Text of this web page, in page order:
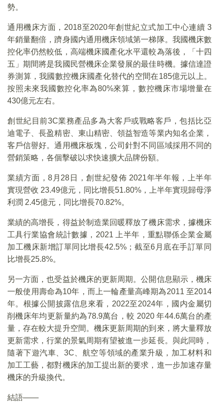
勢。
通用機床方面，2018至2020年創世紀立式加工中心連續 3
年銷量翻倍，躋身國内通用機床領域第一梯隊。我國機床數
控化率仍然較低，高端機床國產化水平還較為落後，「十四
五」期間將是我國民營機床企業發展的最佳時機。據信達證
券測算，我國數控機床國產化替代的空間在185億元以上。
按照未來我國數控化率為80%來算，數控機床市場增量在
430億元左右。
創世紀目前3C業務產品多為大客戶或戰略客戶，包括比亞
迪電子、長盈精密、東山精密、領益智造等業内知名企業，
客戶信譽好。通用機床板塊，公司針對不同區域採用不同的
營銷策略，各個擊破以求快速擴大品牌份額。
業績方面，8月28日，創世紀發佈 2021年半年報，上半年
實現營收 23.49億元，同比增長51.80%，上半年實現歸母淨
利潤 2.45億元，同比增長70.82%。
業績的高增長，得益於制造業回暖釋放了機床需求，據機床
工具行業協會統計數據，2021 上半年，重點聯係企業金屬
加工機床新增訂單同比增長42.5%；截至6月底在手訂單同
比增長25.8%。
另一方面，也受益於機床的更新周期。公開信息顯示，機床
一般使用壽命為10年，而上一輪產量高峰期為2011 至2014
年。根據公開披露信息來看，2022至2024年，國内金屬切
削機床年均更新量約為78.9萬台，較 2020 年44.6萬台的產
量，存在較大提升空間。機床更新周期的到來，將大量釋放
更新需求，行業的景氣周期有望被進一步延長。與此同時，
隨著下遊汽車、3C、航空等領域的產業升級，加工材料和
加工工藝，都對機床的加工提出新的要求，進一步加速存量
機床的升級換代。
結語——